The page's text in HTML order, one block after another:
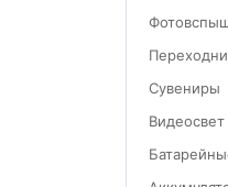
Сувениры
Видеосвет